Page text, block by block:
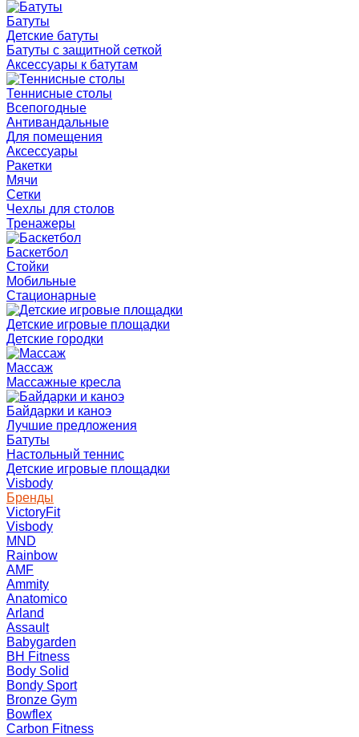
Батуты
Детские батуты
Батуты с защитной сеткой
Аксессуары к батутам
Теннисные столы
Всепогодные
Антивандальные
Для помещения
Аксессуары
Ракетки
Мячи
Сетки
Чехлы для столов
Тренажеры
Баскетбол
Стойки
Мобильные
Стационарные
Детские игровые площадки
Детские городки
Массаж
Массажные кресла
Байдарки и каноэ
Лучшие предложения
Батуты
Настольный теннис
Детские игровые площадки
Visbody
Бренды
VictoryFit
Visbody
MND
Rainbow
AMF
Ammity
Anatomico
Arland
Assault
Babygarden
BH Fitness
Body Solid
Bondy Sport
Bronze Gym
Bowflex
Carbon Fitness